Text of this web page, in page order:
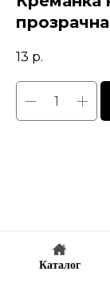
13 р.
Каталог